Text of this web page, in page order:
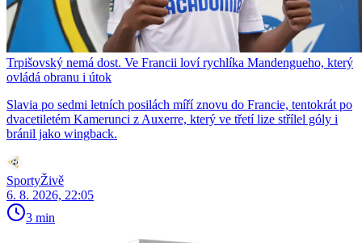
Trpišovský nemá dost. Ve Francii loví rychlíka Mandengueho, který
ovládá obranu i útok
Slavia po sedmi letních posilách míří znovu do Francie, tentokrát po
dvacetiletém Kamerunci z Auxerre, který ve třetí lize střílel góly i
bránil jako wingback.
SportyŽivě
6. 8. 2026, 22:05
3 min